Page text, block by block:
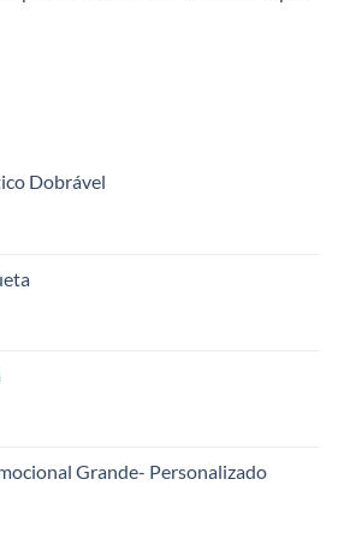
Dobrável
Grande- Personalizado